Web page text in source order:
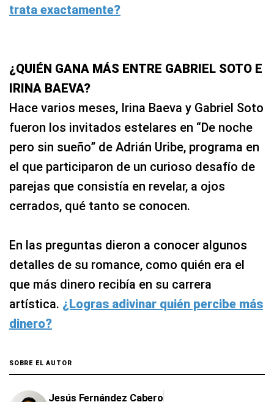
trata exactamente?
¿QUIÉN GANA MÁS ENTRE GABRIEL SOTO E
IRINA BAEVA?
Hace varios meses, Irina Baeva y Gabriel Soto
fueron los invitados estelares en “De noche
pero sin sueño” de Adrián Uribe, programa en
el que participaron de un curioso desafío de
parejas que consistía en revelar, a ojos
cerrados, qué tanto se conocen.
En las preguntas dieron a conocer algunos
detalles de su romance, como quién era el
que más dinero recibía en su carrera
artística. ¿Logras adivinar quién percibe más
dinero?
SOBRE EL AUTOR
Jesús Fernández Cabero